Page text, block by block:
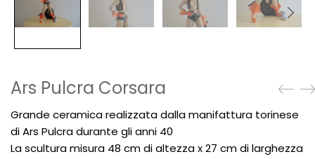
Ars Pulcra Corsara
Grande ceramica realizzata dalla manifattura torinese
di Ars Pulcra durante gli anni 40
La scultura misura 48 cm di altezza x 27 cm di larghezza